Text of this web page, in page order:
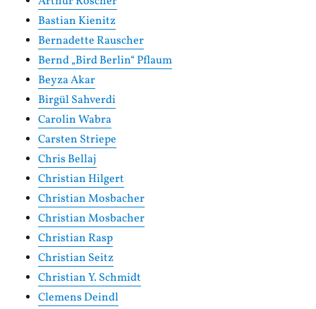
Bastian Kienitz
Bernadette Rauscher
Bernd „Bird Berlin“ Pflaum
Beyza Akar
Birgül Sahverdi
Carolin Wabra
Carsten Striepe
Chris Bellaj
Christian Hilgert
Christian Mosbacher
Christian Mosbacher
Christian Rasp
Christian Seitz
Christian Y. Schmidt
Clemens Deindl